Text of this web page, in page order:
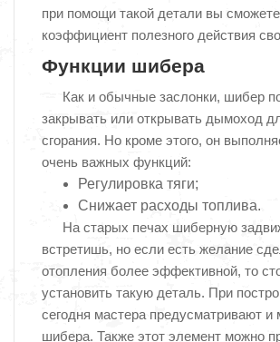
при помощи такой детали вы
коэффициент полезного действия
Функции шибера
Как и обычные заслонки, шибер
закрывать или открывать дымоход
сгорания. Но кроме этого, он
очень важных функций:
Регулировка тяги;
Снижает расходы топлива.
На старых печах шиберную
встретишь, но если есть желание
отопления более эффективной, то
установить такую деталь. При
сегодня мастера предусматривают и
шибера. Также этот элемент можно